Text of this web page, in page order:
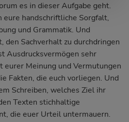
es in dieser Aufgabe geht.
eure handschriftliche Sorgfalt,
und Grammatik. Und
den Sachverhalt zu durchdringen
Ausdrucksvermögen sehr
Meinung und Vermutungen
Fakten, die euch vorliegen. Und
Schreiben, welches Ziel ihr
Texten stichhaltige
die euer Urteil untermauern.